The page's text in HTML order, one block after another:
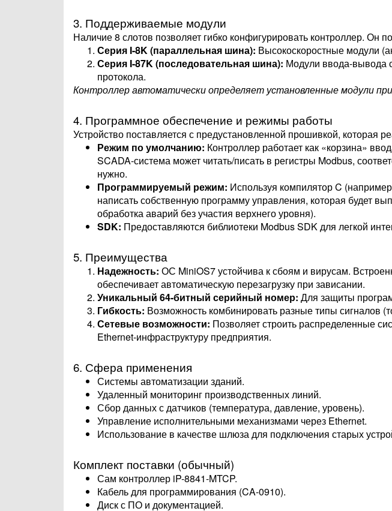
3. Поддерживаемые модули
Наличие 8 слотов позволяет гибко конфигурировать контроллер. Он
Серия I-8K (параллельная шина): Высокоскоростные модули
Серия I-87K (последовательная шина): Модули ввода-вывода
протокола.
Контроллер автоматически определяет установленные модули при
4. Программное обеспечение и режимы работы
Устройство поставляется с предустановленной прошивкой, которая
Режим по умолчанию: Контроллер работает как «корзина»
SCADA-система может читать/писать в регистры Modbus,
нужно.
Программируемый режим: Используя компилятор C
написать собственную программу управления, которая будет
обработка аварий без участия верхнего уровня).
SDK: Предоставляются библиотеки Modbus SDK для легкой
5. Преимущества
Надежность: ОС MiniOS7 устойчива к сбоям и вирусам.
обеспечивает автоматическую перезагрузку при зависании.
Уникальный 64-битный серийный номер: Для защиты
Гибкость: Возможность комбинировать разные типы сигналов
Сетевые возможности: Позволяет строить распределенные
Ethernet-инфраструктуру предприятия.
6. Сфера применения
Системы автоматизации зданий.
Удаленный мониторинг производственных линий.
Сбор данных с датчиков (температура, давление, уровень).
Управление исполнительными механизмами через Ethernet.
Использование в качестве шлюза для подключения старых
Комплект поставки (обычный)
Сам контроллер iP-8841-MTCP.
Кабель для программирования (CA-0910).
Диск с ПО и документацией.